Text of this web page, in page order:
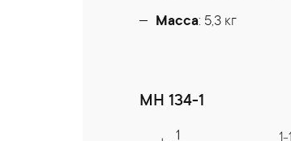
Масса: 5,3 кг
МН 134-1